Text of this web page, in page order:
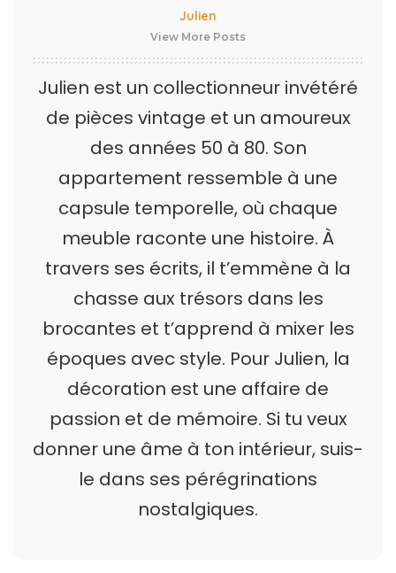
Julien
View More Posts
Julien est un collectionneur invétéré
de pièces vintage et un amoureux
des années 50 à 80. Son
appartement ressemble à une
capsule temporelle, où chaque
meuble raconte une histoire. À
travers ses écrits, il t’emmène à la
chasse aux trésors dans les
brocantes et t’apprend à mixer les
époques avec style. Pour Julien, la
décoration est une affaire de
passion et de mémoire. Si tu veux
donner une âme à ton intérieur, suis-
le dans ses pérégrinations
nostalgiques.